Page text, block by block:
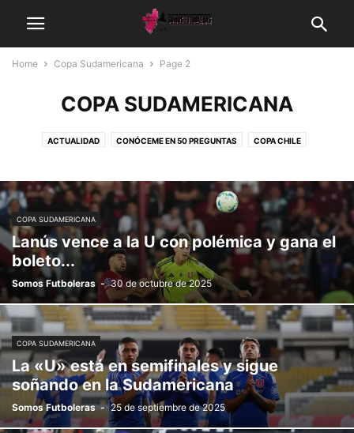
Home Copa Sudamericana Page 2
COPA SUDAMERICANA
ACTUALIDAD CONÓCEME EN 50 PREGUNTAS COPA CHILE
EL FÚTBOL TAMBIÉN ES NUESTRO FÚTBOL FEMENINO
FUTBOLERAS EN EL EXTRANJERO GALERÍA LIGA DE ASCENSO CAIXUN
LIGA DE PRIMERA MERCADO LIBRE OPINIÓN SANTIAGO 2023
COPA SUDAMERICANA
Lanús vence a la U con polémica y gana el
boleto...
Somos Futboleras - 30 de octubre de 2025
COPA SUDAMERICANA
La «U» está en semifinales y sigue
soñando en la Sudamericana
Somos Futboleras - 25 de septiembre de 2025